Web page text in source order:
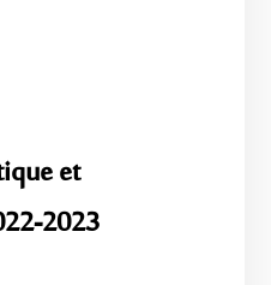
et
2023